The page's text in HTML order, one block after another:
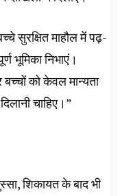
सुरक्षित माहौल में पढ़-
भूमिका निभाएं।
को केवल मान्यता
चाहिए।”
शिकायत के बाद भी